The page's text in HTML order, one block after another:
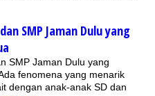
SMP Jaman Dulu yang
SMP Jaman Dulu yang
fenomena yang menarik
dengan anak-anak SD dan